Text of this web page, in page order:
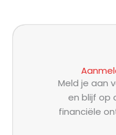
Meld je aan
en blijf op
financiële